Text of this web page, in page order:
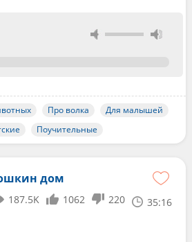
Про волка
Для малышей
Поучительные
дом
187.5K 1062 220 35:16